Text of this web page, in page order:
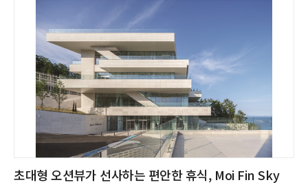
초대형 오션뷰가 선사하는 편안한 휴식, Moi Fin Sky